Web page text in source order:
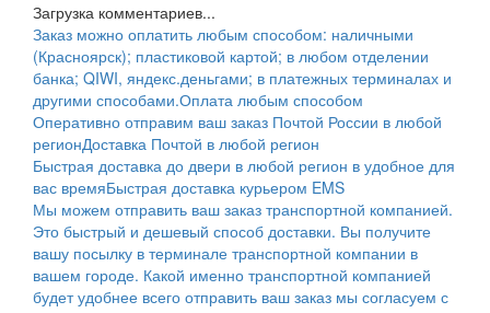
Загрузка комментариев...
Заказ можно оплатить любым способом: наличными
(Красноярск); пластиковой картой; в любом отделении
банка; QIWI, яндекс.деньгами; в платежных терминалах и
другими способами.Оплата любым способом
Оперативно отправим ваш заказ Почтой России в любой
регионДоставка Почтой в любой регион
Быстрая доставка до двери в любой регион в удобное для
вас времяБыстрая доставка курьером EMS
Мы можем отправить ваш заказ транспортной компанией.
Это быстрый и дешевый способ доставки. Вы получите
вашу посылку в терминале транспортной компании в
вашем городе. Какой именно транспортной компанией
будет удобнее всего отправить ваш заказ мы согласуем с